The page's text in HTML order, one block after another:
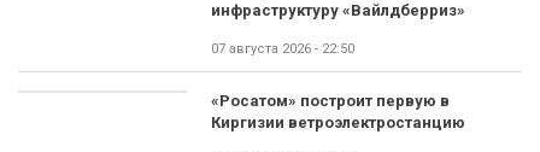
инфраструктуру «Вайлдберриз»
07 августа 2026 - 22:50
«Росатом» построит первую в
Киргизии ветроэлектростанцию